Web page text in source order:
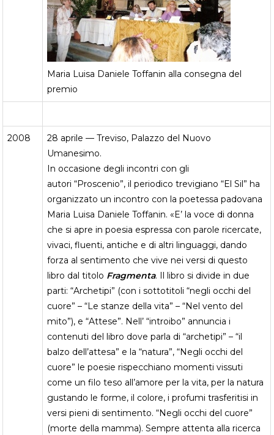
Maria Luisa Daniele Toffanin alla consegna del
premio
2008 28 aprile — Treviso, Palazzo del Nuovo
Umanesimo.
In occasione degli incontri con gli
autori “Proscenio”, il periodico trevigiano “El Sil” ha
organizzato un incontro con la poetessa padovana
Maria Luisa Daniele Toffanin. «E’ la voce di donna
che si apre in poesia espressa con parole ricercate,
vivaci, fluenti, antiche e di altri linguaggi, dando
forza al sentimento che vive nei versi di questo
libro dal titolo Fragmenta. Il libro si divide in due
parti: “Archetipi” (con i sottotitoli “negli occhi del
cuore” – “Le stanze della vita” – “Nel vento del
mito”), e “Attese”. Nell’ “introibo” annuncia i
contenuti del libro dove parla di “archetipi” – “il
balzo dell’attesa” e la “natura”, “Negli occhi del
cuore” le poesie rispecchiano momenti vissuti
come un filo teso all’amore per la vita, per la natura
gustando le forme, il colore, i profumi trasferitisi in
versi pieni di sentimento. “Negli occhi del cuore”
(morte della mamma). Sempre attenta alla ricerca